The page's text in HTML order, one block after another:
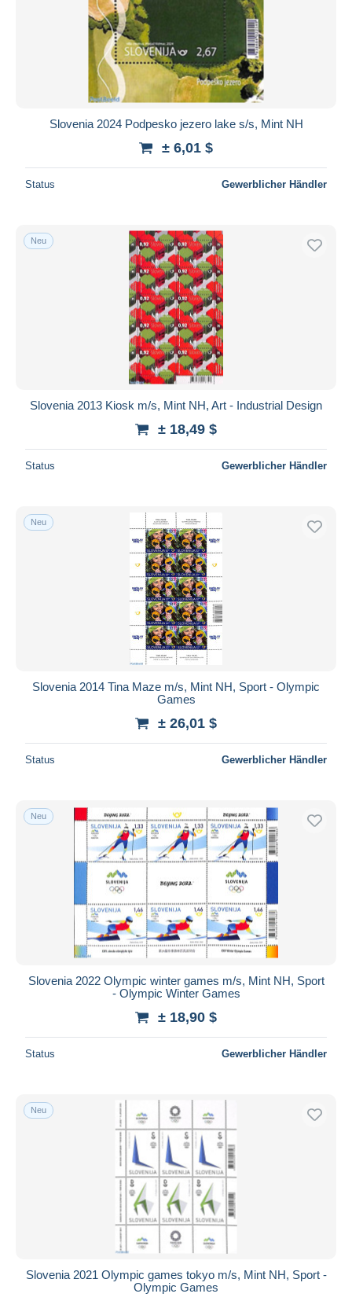
Slovenia 2024 Podpesko jezero lake s/s, Mint NH
± 6,01 $
Status Gewerblicher Händler
Neu
Slovenia 2013 Kiosk m/s, Mint NH, Art - Industrial Design
± 18,49 $
Status Gewerblicher Händler
Neu
Slovenia 2014 Tina Maze m/s, Mint NH, Sport - Olympic
Games
± 26,01 $
Status Gewerblicher Händler
Neu
Slovenia 2022 Olympic winter games m/s, Mint NH, Sport
- Olympic Winter Games
± 18,90 $
Status Gewerblicher Händler
Neu
Slovenia 2021 Olympic games tokyo m/s, Mint NH, Sport -
Olympic Games